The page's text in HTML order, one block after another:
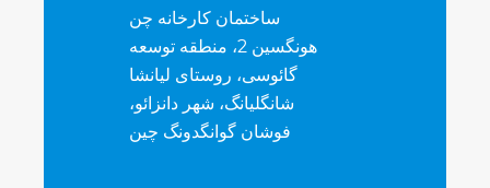
ساختمان کارخانه چن
هونگسین 2، منطقه توسعه
گائوسی، روستای لیانشا
شانگلیانگ، شهر دانزائو،
فوشان گوانگدونگ چین